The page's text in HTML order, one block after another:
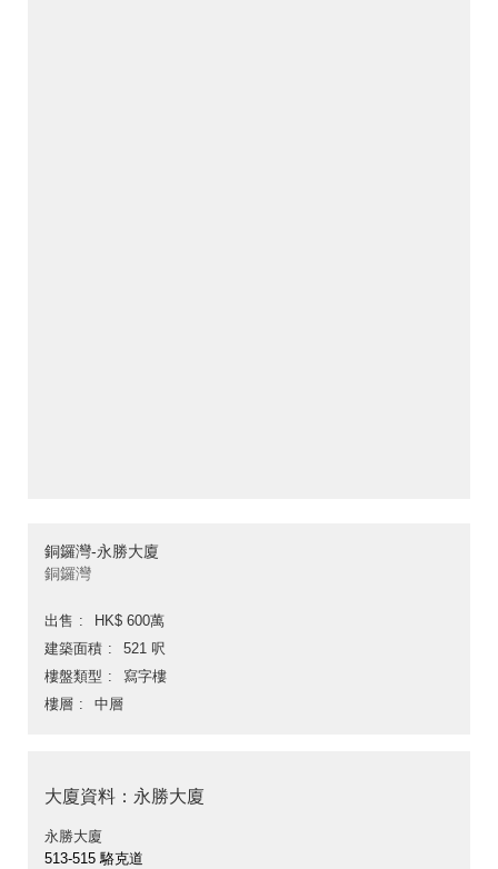
銅鑼灣-永勝大廈
銅鑼灣
出售
HK$ 600萬
建築面積
521 呎
樓盤類型
寫字樓
樓層
中層
大廈資料：永勝大廈
永勝大廈
513-515 駱克道